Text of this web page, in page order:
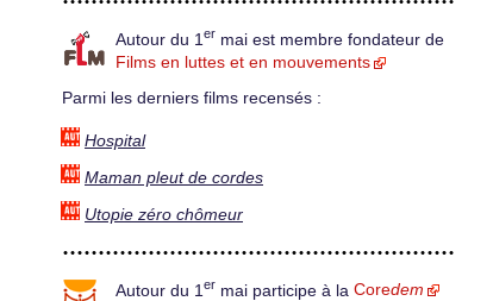
Autour du 1 er mai est membre fondateur de
Films en luttes et en mouvements
Parmi les derniers films recensés :
Hospital
Maman pleut de cordes
Utopie zéro chômeur
Autour du 1 er mai participe à la Coredem